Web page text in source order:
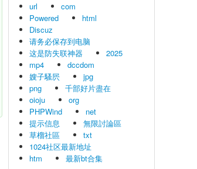
url
com
Powered
html
Discuz
请务必保存到电脑
这是防失联神器
2025
mp4
dccdom
嫂子騷屄
jpg
png
千部好片盡在
oioju
org
PHPWind
net
提示信息
無限討論區
草榴社區
txt
1024社区最新地址
htm
最新bt合集